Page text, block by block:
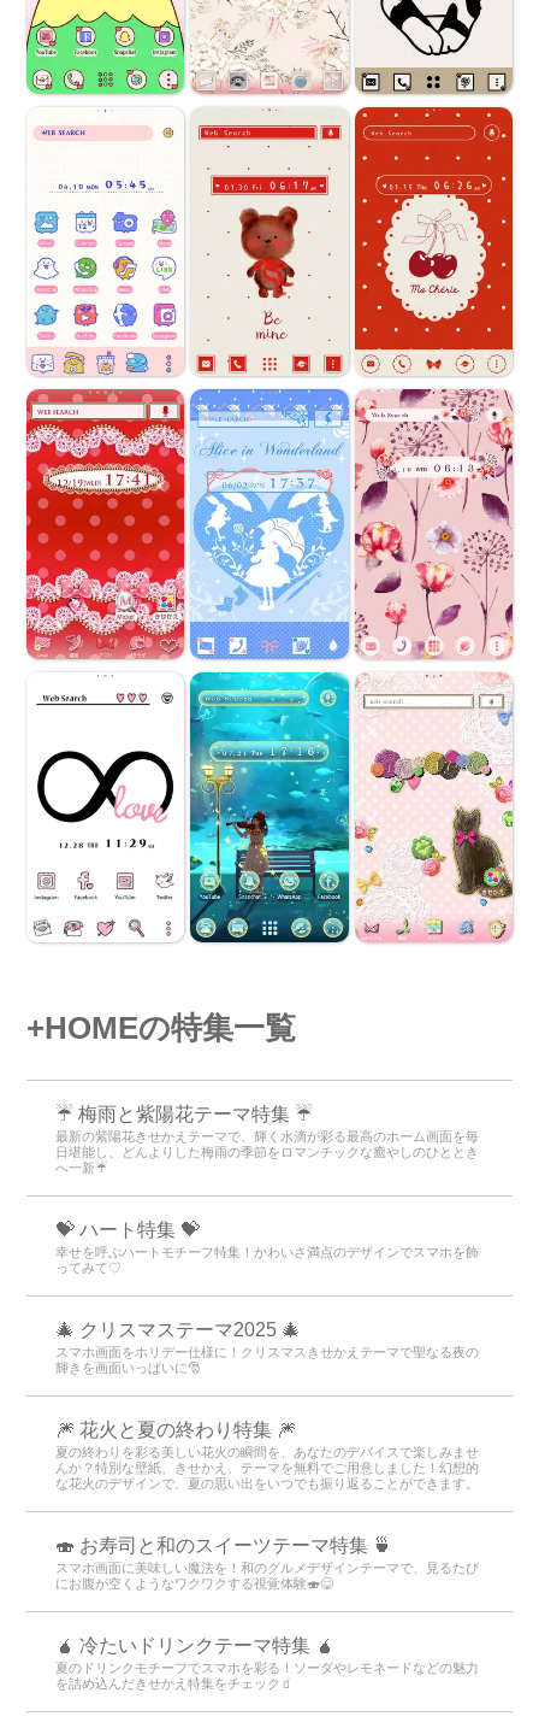
+HOMEの特集一覧
☔ 梅雨と紫陽花テーマ特集 ☔
最新の紫陽花きせかえテーマで、輝く水滴が彩る最高のホーム画面を毎
日堪能し、どんよりした梅雨の季節をロマンチックな癒やしのひととき
へ一新☔
💝 ハート特集 💝
幸せを呼ぶハートモチーフ特集！かわいさ満点のデザインでスマホを飾
ってみて♡
🎄 クリスマステーマ2025 🎄
スマホ画面をホリデー仕様に！クリスマスきせかえテーマで聖なる夜の
輝きを画面いっぱいに🎅
🎆 花火と夏の終わり特集 🎆
夏の終わりを彩る美しい花火の瞬間を、あなたのデバイスで楽しみませ
んか？特別な壁紙、きせかえ、テーマを無料でご用意しました！幻想的
な花火のデザインで、夏の思い出をいつでも振り返ることができます。
🍣 お寿司と和のスイーツテーマ特集 🍵
スマホ画面に美味しい魔法を！和のグルメデザインテーマで、見るたび
にお腹が空くようなワクワクする視覚体験🍣😋
🧉 冷たいドリンクテーマ特集 🧉
夏のドリンクモチーフでスマホを彩る！ソーダやレモネードなどの魅力
を詰め込んだきせかえ特集をチェック🧃